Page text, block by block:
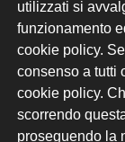
utilizzati si
funzionamento
cookie policy.
consenso a tutti
cookie policy.
scorrendo
proseguendo la